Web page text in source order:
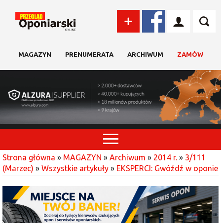
MAGAZYN PRENUMERATA ARCHIWUM ZAMÓW
Strona główna » MAGAZYN » Archiwum » 2014 r. » 3/111
(Marzec) » Wszystkie artykuły » EKSPERCI: Gwóźdź w oponie